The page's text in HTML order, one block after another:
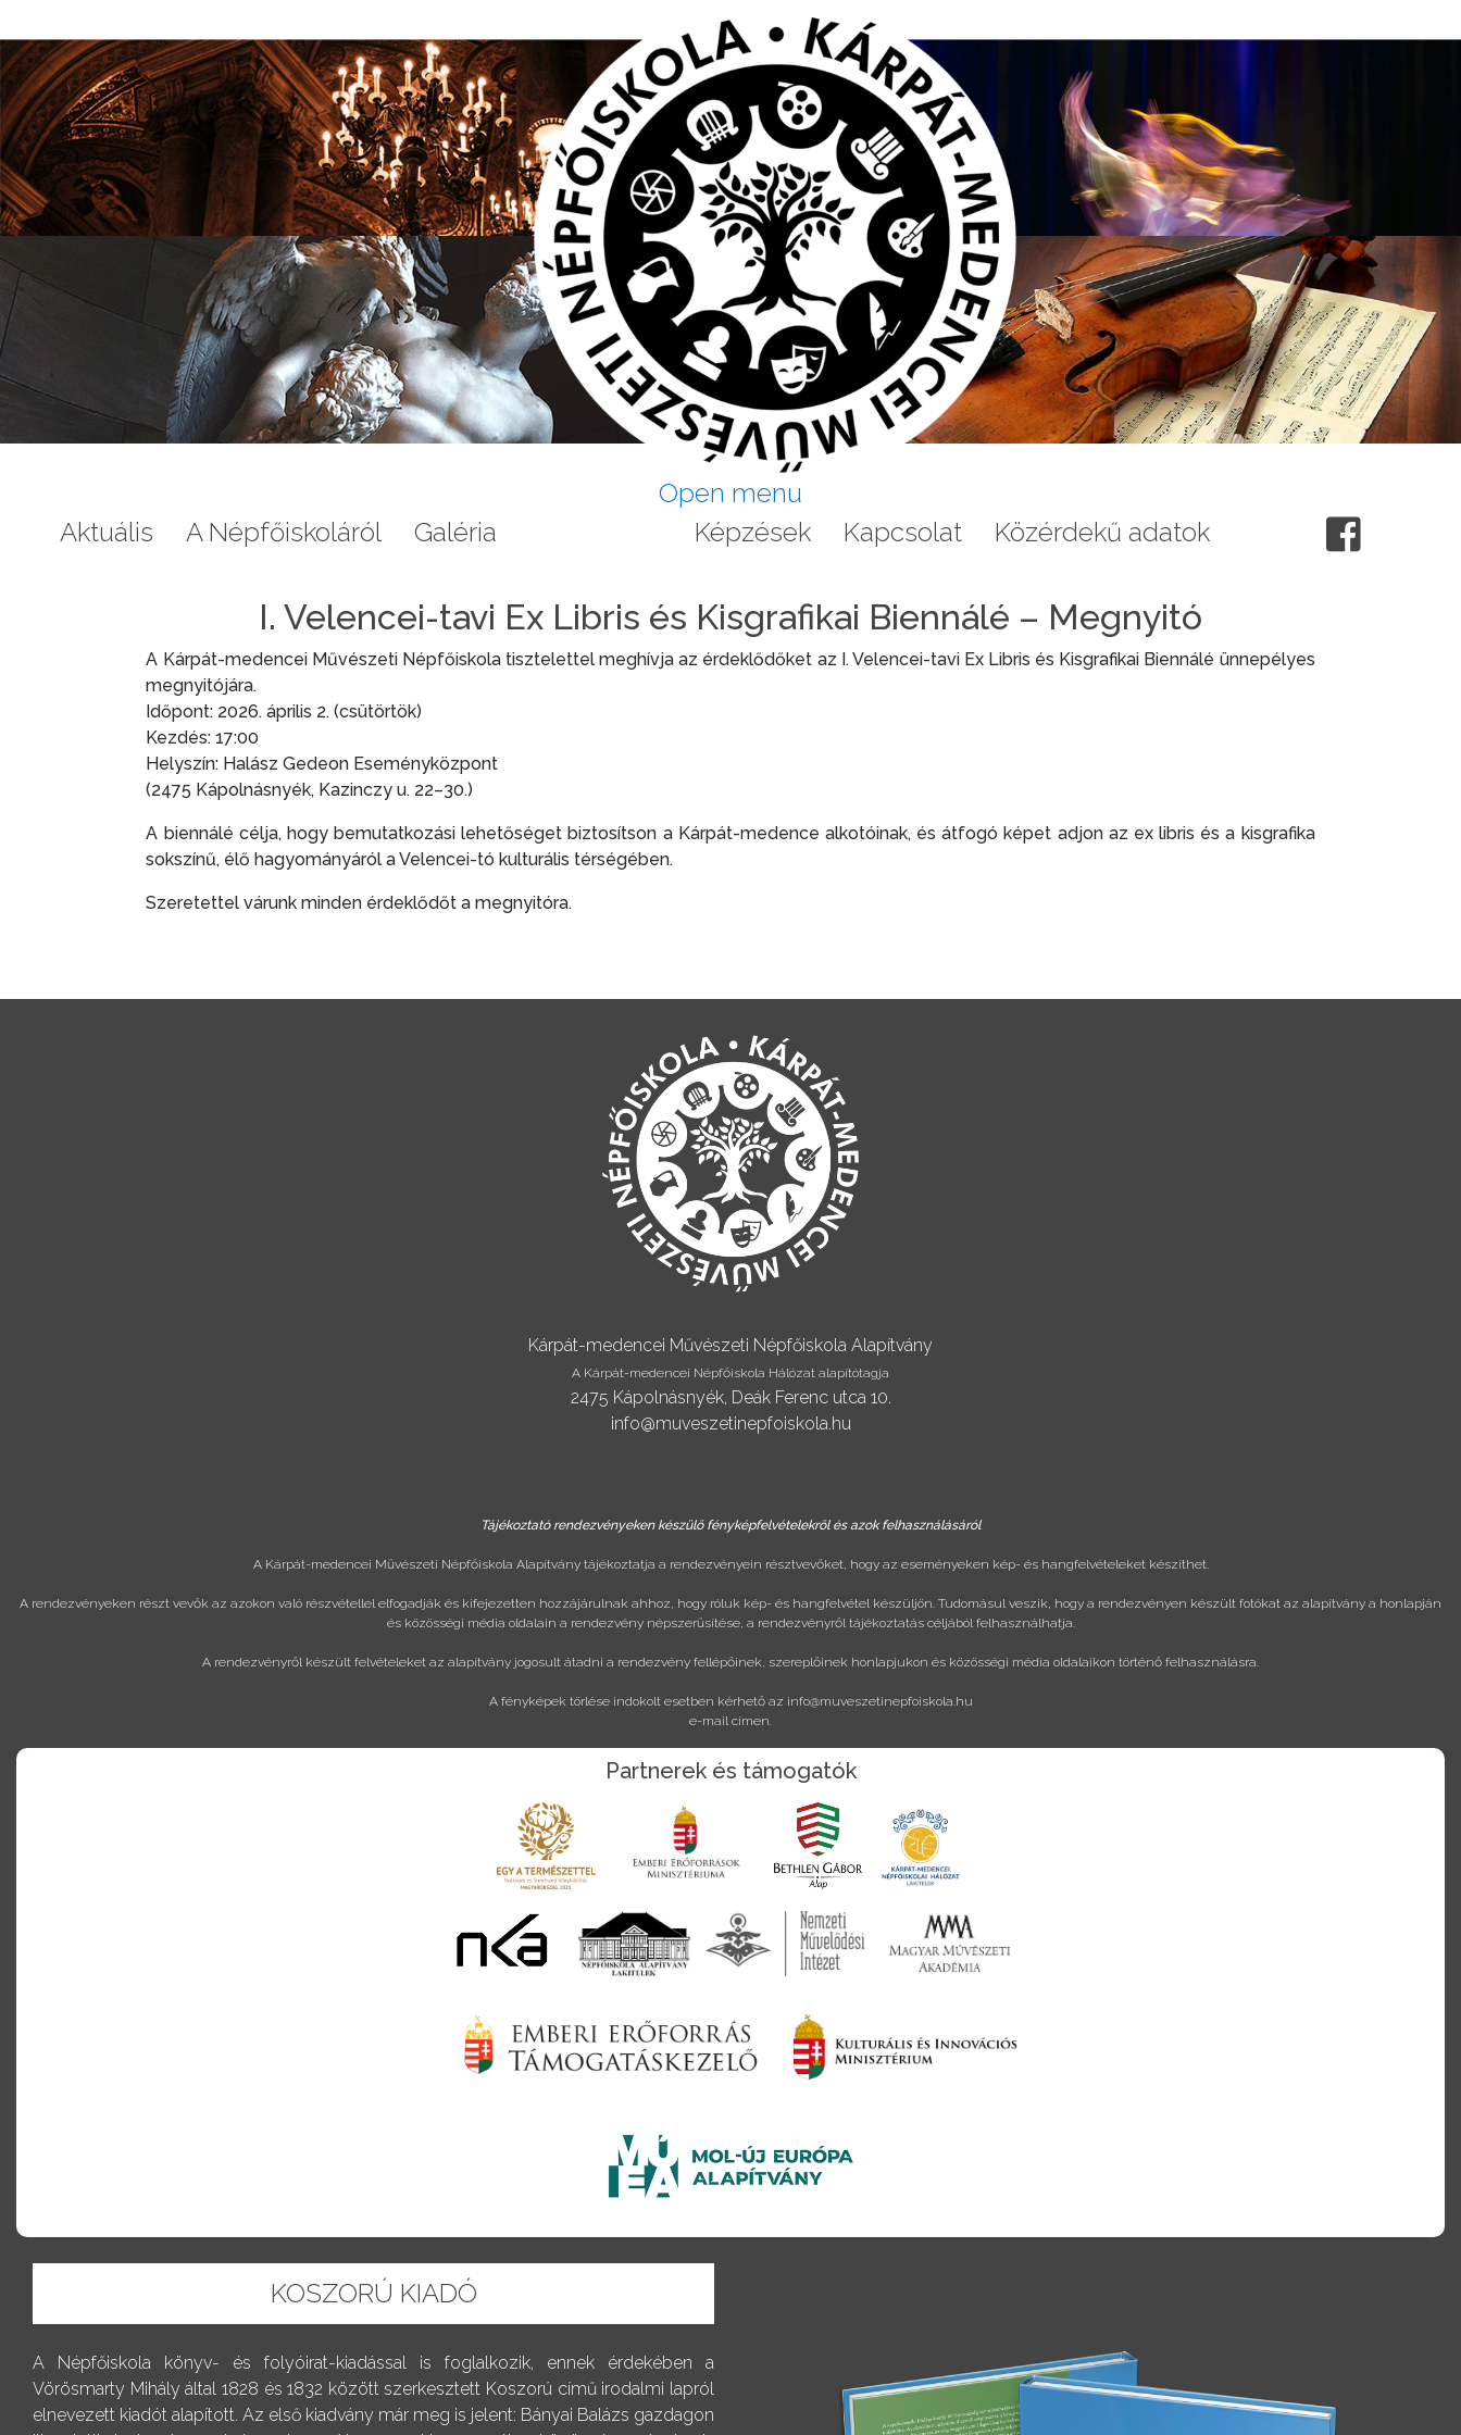
Open menu
Aktuális
A Népfőiskoláról Galéria Képzések Kapcsolat Közérdekű adatok
I. Velencei-tavi Ex Libris és Kisgrafikai Biennálé – Megnyitó
A Kárpát-medencei Művészeti Népfőiskola tisztelettel meghívja az érdeklődőket az I. Velencei-tavi Ex Libris és Kisgrafikai Biennálé ünnepélyes
megnyitójára.
Időpont: 2026. április 2. (csütörtök)
Kezdés: 17:00
Helyszín: Halász Gedeon Eseményközpont
(2475 Kápolnásnyék, Kazinczy u. 22–30.)
A biennálé célja, hogy bemutatkozási lehetőséget biztosítson a Kárpát-medence alkotóinak, és átfogó képet adjon az ex libris és a kisgrafika
sokszínű, élő hagyományáról a Velencei-tó kulturális térségében.
Szeretettel várunk minden érdeklődőt a megnyitóra.
Kárpát-medencei Művészeti Népfőiskola Alapítvány
A Kárpát-medencei Népfőiskola Hálózat alapítótagja
2475 Kápolnásnyék, Deák Ferenc utca 10.
info@muveszetinepfoiskola.hu
Tájékoztató rendezvényeken készülő fényképfelvételekről és azok felhasználásáról
A Kárpát-medencei Művészeti Népfőiskola Alapítvány tájékoztatja a rendezvényein résztvevőket, hogy az eseményeken kép- és hangfelvételeket készíthet.
A rendezvényeken részt vevők az azokon való részvétellel elfogadják és kifejezetten hozzájárulnak ahhoz, hogy róluk kép- és hangfelvétel készüljön. Tudomásul veszik, hogy a rendezvényen készült fotókat az alapítvány a honlapján
és közösségi média oldalain a rendezvény népszerűsítése, a rendezvényről tájékoztatás céljából felhasználhatja.
A rendezvényről készült felvételeket az alapítvány jogosult átadni a rendezvény fellépőinek, szereplőinek honlapjukon és közösségi média oldalaikon történő felhasználásra.
A fényképek törlése indokolt esetben kérhető az info@muveszetinepfoiskola.hu
e-mail címen.
Partnerek és támogatók
KOSZORÚ KIADÓ
A Népfőiskola könyv- és folyóirat-kiadással is foglalkozik, ennek érdekében a
Vörösmarty Mihály által 1828 és 1832 között szerkesztett Koszorú című irodalmi lapról
elnevezett kiadót alapított. Az első kiadvány már meg is jelent: Bányai Balázs gazdagon